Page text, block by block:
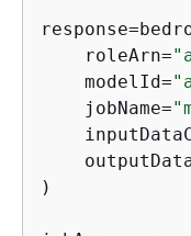
    roleArn=
    modelId=
    jobName=
)